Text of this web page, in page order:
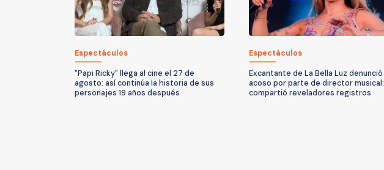
Espectáculos
"Papi Ricky" llega al cine el 27 de
agosto: así continúa la historia de sus
personajes 19 años después
Espectáculos
Excantante de La Bella Luz denunció
acoso por parte de director musical:
compartió reveladores registros